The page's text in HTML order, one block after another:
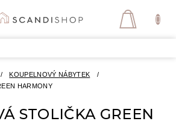
/ KOUPELNOVÝ NÁBYTEK
/
HARMONY
STOLIČKA GREEN